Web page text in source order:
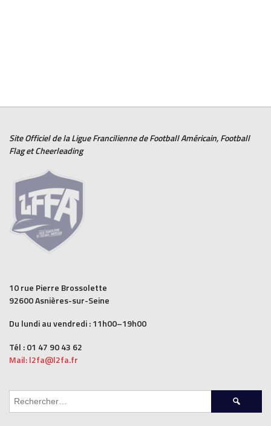
Site Officiel de la Ligue Francilienne deFootball Américain,Football
FlagetCheerleading
10 rue Pierre Brossolette
92600 Asnières-sur-Seine
Du lundi au vendredi : 11h00–19h00
Tél : 01 47 90 43 62
Mail: l2fa@l2fa.fr
Rechercher :